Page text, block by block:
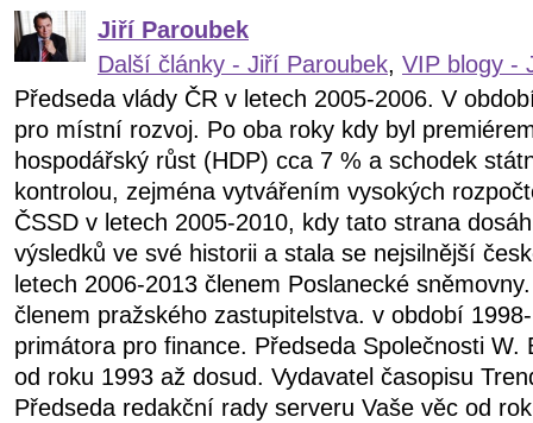
Jiří Paroubek
Další články - Jiří Paroubek, VIP blogy -
Předseda vlády ČR v letech 2005-2006. V
pro místní rozvoj. Po oba roky kdy byl
hospodářský růst (HDP) cca 7 % a schodek
kontrolou, zejména vytvářením vysokých
ČSSD v letech 2005-2010, kdy tato strana
výsledků ve své historii a stala se nejsilnější
letech 2006-2013 členem Poslanecké
členem pražského zastupitelstva. v období
primátora pro finance. Předseda Společnosti W.
od roku 1993 až dosud. Vydavatel časopisu
Předseda redakční rady serveru Vaše věc od